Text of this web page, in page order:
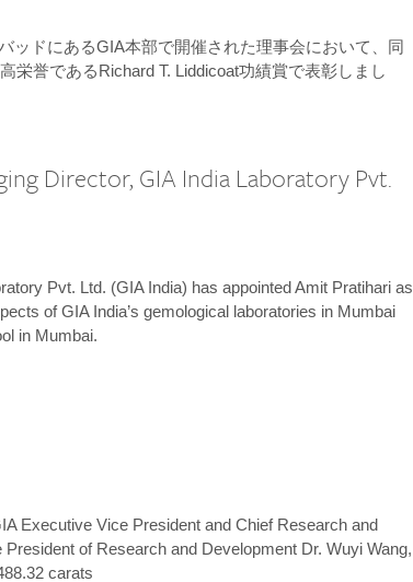
ッドにあるGIA本部で開催された理事会において、同
栄誉であるRichard T. Liddicoat功績賞で表彰しまし
Director, GIA India Laboratory Pvt.
Pvt. Ltd. (GIA India) has appointed Amit Pratihari as
of GIA India’s gemological laboratories in Mumbai
in Mumbai.
Executive Vice President and Chief Research and
of Research and Development Dr. Wuyi Wang,
carats